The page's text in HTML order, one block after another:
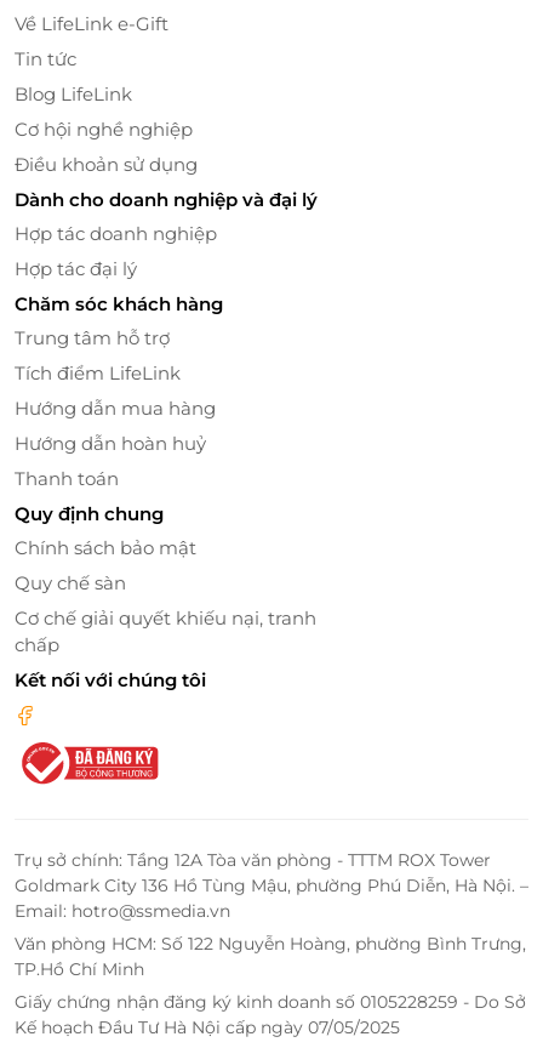
tận hưởng từng khoảnh khắc nghỉ dưỡng. Dịch vụ
tân 24/7
lịch, tư vấn điểm tham quan cho đến dịch vụ đưa
đón sân bay nhanh chóng, chuyên nghiệp.
LifeLink – Nơi đặt dịch vụ tiện lợi, nhận
nhận – LifeLink giúp bạn:
Đặt dịch vụ tiện lợi
trên web/app.
Luôn đảm bảo mức
đối tác uy tín.
Cam kết chất lượng dịch vụ, hoàn tiền nếu
Về LifeLink e-Gift
Tin tức
Blog LifeLink
Cơ hội nghề nghiệp
Điều khoản sử dụng
Dành cho doanh nghiệp và đại lý
Hợp tác doanh nghiệp
Hợp tác đại lý
Chăm sóc khách hàng
Trung tâm hỗ trợ
Tích điểm LifeLink
Hướng dẫn mua hàng
Hướng dẫn hoàn huỷ
Thanh toán
Quy định chung
Chính sách bảo mật
Quy chế sàn
Cơ chế giải quyết khiếu nại, tranh
chấp
Kết nối với chúng tôi
Trụ sở chính: Tầng 12A Tòa văn phòng - TTTM ROX Tower
Goldmark City 136 Hồ Tùng Mậu, phường Phú Diễn, Hà Nội. –
Email: hotro@ssmedia.vn
Văn phòng HCM: Số 122 Nguyễn Hoàng, phường Bình Trưng,
TP.Hồ Chí Minh
Giấy chứng nhận đăng ký kinh doanh số 0105228259 - Do Sở
Kế hoạch Đầu Tư Hà Nội cấp ngày 07/05/2025